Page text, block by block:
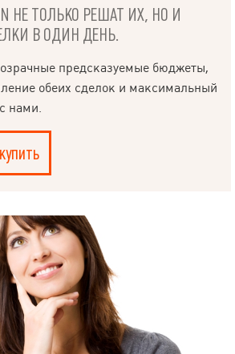
НЕ ТОЛЬКО РЕШАТ ИХ, НО И
В ОДИН ДЕНЬ.
предсказуемые бюджеты,
обеих сделок и максимальный
нами.